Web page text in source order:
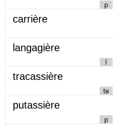
p
carrière
langagière
l
tracassière
tʁ
putassière
p